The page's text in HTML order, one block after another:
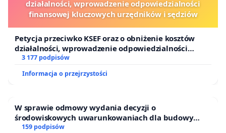
działalności, wprowadzenie odpowiedzialności
finansowej kluczowych urzędników i sędziów
Petycja przeciwko KSEF oraz o obniżenie kosztów
działalności, wprowadzenie odpowiedzialności
finansowej kluczowych urzędników i sędziów
3 177 podpisów
Informacja o przejrzystości
W sprawie odmowy wydania decyzji o
środowiskowych uwarunkowaniach dla budowy
zakładu wytwarzania biometanu „Krynki” w
159 podpisów